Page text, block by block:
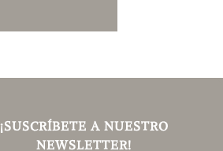
¡SUSCRÍBETE A NUESTRO
NEWSLETTER!